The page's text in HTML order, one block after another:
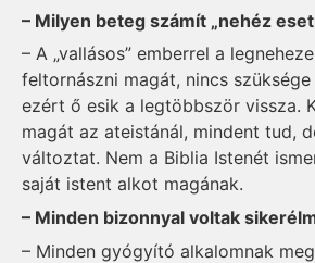
– Milyen beteg számít „nehéz
– A „vallásos” emberrel a
feltornászni magát, nincs
ezért ő esik a legtöbbször vissza.
magát az ateistánál, mindent tud,
változtat. Nem a Biblia Istenét
saját istent alkot magának.
– Minden bizonnyal voltak
– Minden gyógyító alkalomnak